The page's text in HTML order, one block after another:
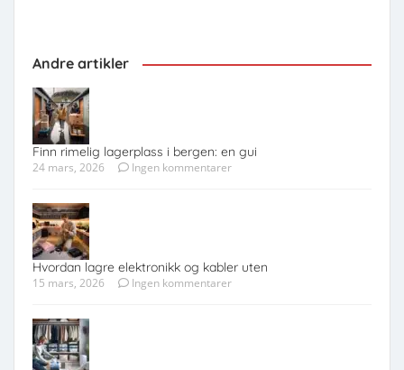
Andre artikler
Finn rimelig lagerplass i bergen: en gui
24 mars, 2026 Ingen kommentarer
Hvordan lagre elektronikk og kabler uten
15 mars, 2026 Ingen kommentarer